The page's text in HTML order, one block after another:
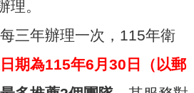
理。
三年辦理一次，115年衛
期為115年6月30日（以郵